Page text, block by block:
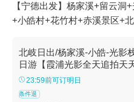
【宁德出发】杨家溪+留云洞
+小皓村+花竹村+赤溪景区+
北岐日出/杨家溪-小皓-光影
日游【霞浦光影全天追拍天
走】
23:59前可订明日
条件退